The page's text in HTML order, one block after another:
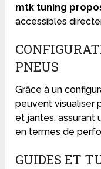
mtk tuning
accessibles
PNEUS
Grâce à un
peuvent visualiser
et jantes, assurant
en termes de
GUIDES ET